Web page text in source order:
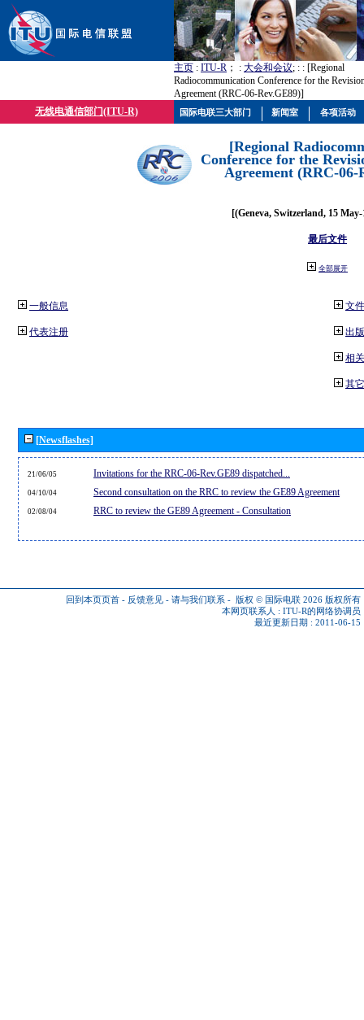
主页 : ITU-R ； : 大会和会议; : : [Regional
Radiocommunication Conference for the
Agreement (RRC-06-Rev.GE89)]
无线电通信部门(ITU-R)
[Regional
Conference for the
Agreement (RRC-06-
[(Geneva, Switzerland, 15
最后文件
全部展开
一般信息
代表注册
文件
出
相
其
[Newsflashes]
21/06/05 Invitations for the RRC-06-Rev.GE89 dispatched...
04/10/04 Second consultation on the RRC to review the GE89 Agreement
02/08/04 RRC to review the GE89 Agreement - Consultation
回到本页页首 - 反馈意见 - 请与我们联系 - 版权 © 国际电联 2026 版权所有
本网页联系人 : ITU-R的网络协调员
最近更新日期 : 2011-06-15
国际电联三大部门 新闻室 各项活动